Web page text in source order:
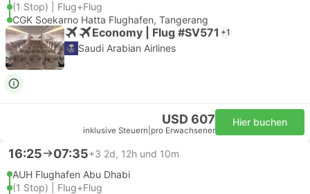
(1 Stop) | Flug+Flug
CGK Soekarno Hatta Flughafen, Tangerang
Economy | Flug #SV571 +1
Saudi Arabian Airlines
USD 607
inklusive Steuern pro Erwachsener
Hier buchen
16:25 07:35+3 2d, 12h und 10m
AUH Flughafen Abu Dhabi
(1 Stop) | Flug+Flug